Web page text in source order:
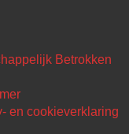
Betrokken
en cookieverklaring